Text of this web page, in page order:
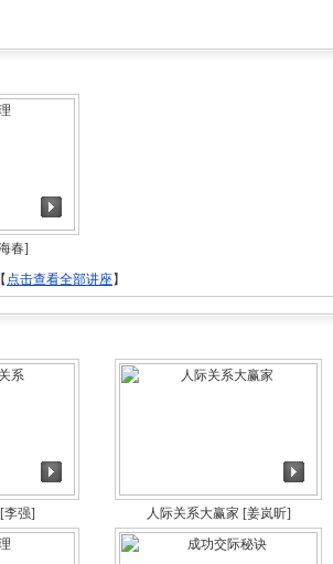
春]
点击查看全部讲座】
强] 人际关系大赢家 [姜岚昕]